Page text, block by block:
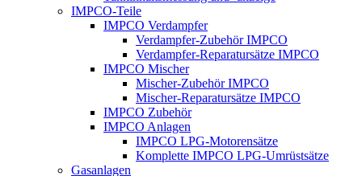
IMPCO-Teile
IMPCO Verdampfer
Verdampfer-Zubehör IMPCO
Verdampfer-Reparatursätze IMPCO
IMPCO Mischer
Mischer-Zubehör IMPCO
Mischer-Reparatursätze IMPCO
IMPCO Zubehör
IMPCO Anlagen
IMPCO LPG-Motorensätze
Komplette IMPCO LPG-Umrüstsätze
Gasanlagen